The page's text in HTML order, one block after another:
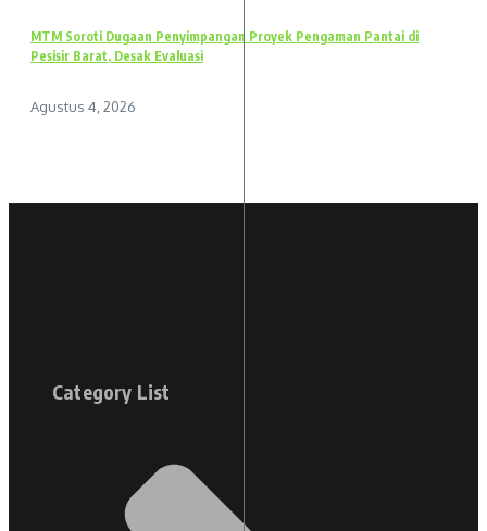
MTM Soroti Dugaan Penyimpangan Proyek Pengaman Pantai di
Pesisir Barat, Desak Evaluasi
Agustus 4, 2026
Category List